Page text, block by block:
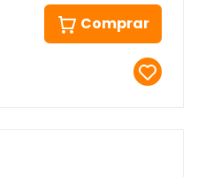
Comprar